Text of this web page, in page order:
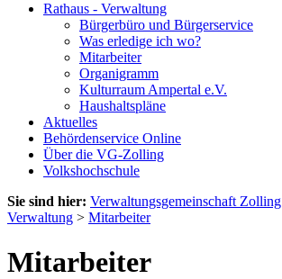
Rathaus - Verwaltung
Bürgerbüro und Bürgerservice
Was erledige ich wo?
Mitarbeiter
Organigramm
Kulturraum Ampertal e.V.
Haushaltspläne
Aktuelles
Behördenservice Online
Über die VG-Zolling
Volkshochschule
Sie sind hier: Verwaltungsgemeinschaft Zolling
Verwaltung > Mitarbeiter
Mitarbeiter